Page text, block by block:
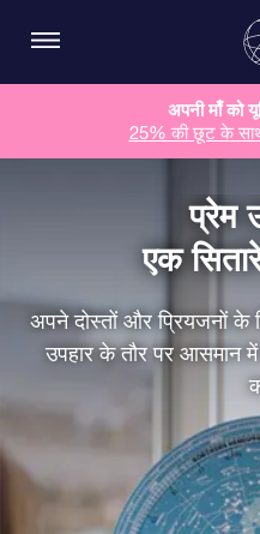
अपनी माँ को
25% की छूट के साथ
प्रेम
एक
अपने दोस्तों और प्रियजनों के
उपहार के तौर पर आसमान